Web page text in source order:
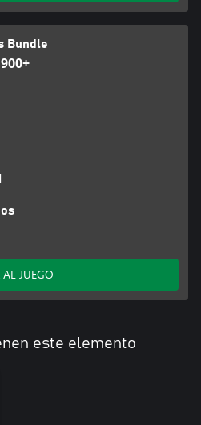
tu tribu en línea a través de
mientras trabajas juntos para
en línea para hasta 70
sesión privada para hasta 8
para 2 jugadores.
Bundle
AL JUEGO
este elemento